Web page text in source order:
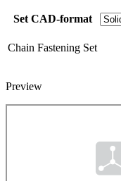
Set CAD-format
Chain Fastening Set
Preview